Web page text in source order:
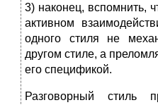
3) наконец, вспомнить,
активном
одного стиля не
другом стиле, а
его спецификой.
Разговорный стиль